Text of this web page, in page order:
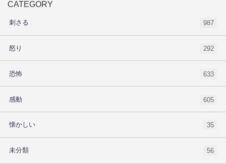
CATEGORY
刺さる 987
怒り 292
恐怖 633
感動 605
懐かしい 35
未分類 56